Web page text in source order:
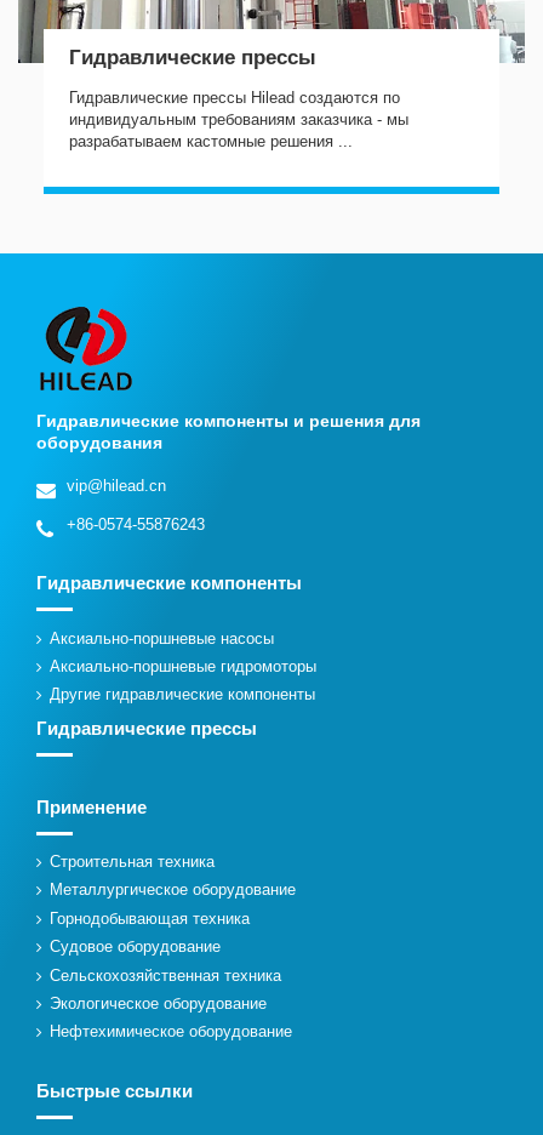
Гидравлические прессы
Гидравлические прессы Hilead создаются по
индивидуальным требованиям заказчика - мы
разрабатываем кастомные решения ...
Гидравлические компоненты и решения для
оборудования
vip@hilead.cn
+86-0574-55876243
Гидравлические компоненты
Аксиально-поршневые насосы
Аксиально-поршневые гидромоторы
Другие гидравлические компоненты
Гидравлические прессы
Применение
Строительная техника
Металлургическое оборудование
Горнодобывающая техника
Судовое оборудование
Сельскохозяйственная техника
Экологическое оборудование
Нефтехимическое оборудование
Быстрые ссылки